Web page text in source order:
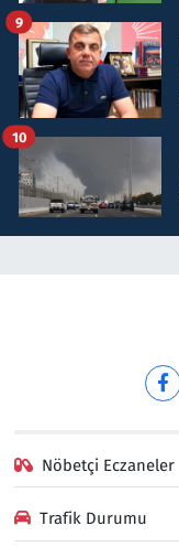
9
10
Nöbetçi Eczaneler
Trafik Durumu